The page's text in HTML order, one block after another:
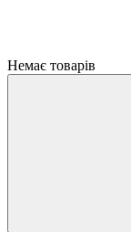
Немає товарів